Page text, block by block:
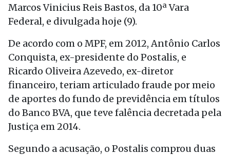
Marcos Vinicius Reis Bastos, da 10ª Vara
Federal, e divulgada hoje (9).
De acordo com o MPF, em 2012, Antônio Carlos
Conquista, ex-presidente do Postalis, e
Ricardo Oliveira Azevedo, ex-diretor
financeiro, teriam articulado fraude por meio
de aportes do fundo de previdência em títulos
do Banco BVA, que teve falência decretada pela
Justiça em 2014.
Segundo a acusação, o Postalis comprou duas